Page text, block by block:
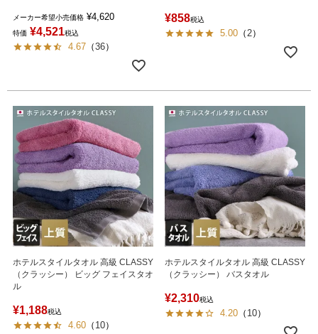
メーカー希望小売価格 ¥4,620
特価 ¥4,521税込
4.67 （36）
¥858税込
5.00 （2）
ホテルスタイルタオル 高級 CLASSY
（クラッシー） ビッグ フェイスタオ
ル
¥1,188税込
4.60 （ 10）
ホテルスタイルタオル 高級 CLASSY
（クラッシー） バスタオル
¥2,310税込
4.20 （ 10）